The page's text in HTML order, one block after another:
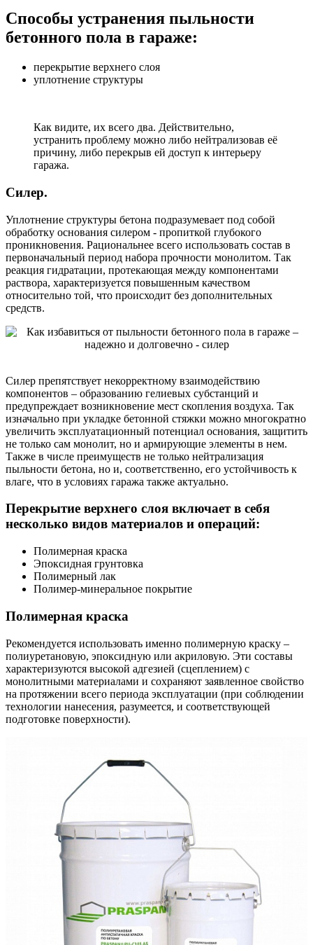
Способы устранения пыльности
бетонного пола в гараже:
перекрытие верхнего слоя
уплотнение структуры
Как видите, их всего два. Действительно,
устранить проблему можно либо нейтрализовав её
причину, либо перекрыв ей доступ к интерьеру
гаража.
Силер.
Уплотнение структуры бетона подразумевает под собой
обработку основания силером - пропиткой глубокого
проникновения. Рациональнее всего использовать состав в
первоначальный период набора прочности монолитом. Так
реакция гидратации, протекающая между компонентами
раствора, характеризуется повышенным качеством
относительно той, что происходит без дополнительных
средств.
Силер препятствует некорректному взаимодействию
компонентов – образованию гелиевых субстанций и
предупреждает возникновение мест скопления воздуха. Так
изначально при укладке бетонной стяжки можно многократно
увеличить эксплуатационный потенциал основания, защитить
не только сам монолит, но и армирующие элементы в нем.
Также в числе преимуществ не только нейтрализация
пыльности бетона, но и, соответственно, его устойчивость к
влаге, что в условиях гаража также актуально.
Перекрытие верхнего слоя включает в себя
несколько видов материалов и операций:
Полимерная краска
Эпоксидная грунтовка
Полимерный лак
Полимер-минеральное покрытие
Полимерная краска
Рекомендуется использовать именно полимерную краску –
полиуретановую, эпоксидную или акриловую. Эти составы
характеризуются высокой адгезией (сцеплением) с
монолитными материалами и сохраняют заявленное свойство
на протяжении всего периода эксплуатации (при соблюдении
технологии нанесения, разумеется, и соответствующей
подготовке поверхности).